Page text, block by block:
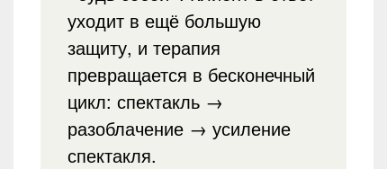
уходит в ещё большую
защиту, и терапия
превращается в бесконечный
цикл: спектакль →
разоблачение → усиление
спектакля.